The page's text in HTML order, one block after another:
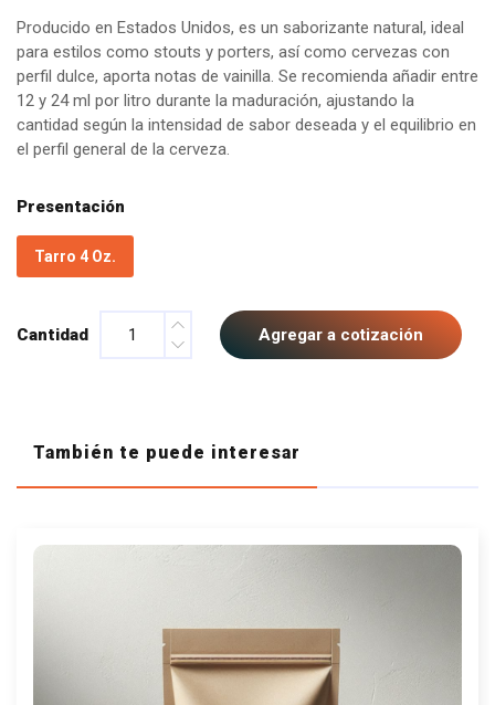
Producido en Estados Unidos, es un saborizante natural, ideal
para estilos como stouts y porters, así como cervezas con
perfil dulce, aporta notas de vainilla. Se recomienda añadir entre
12 y 24 ml por litro durante la maduración, ajustando la
cantidad según la intensidad de sabor deseada y el equilibrio en
el perfil general de la cerveza.
Presentación
Tarro 4 Oz.
Cantidad Agregar a cotización
También te puede interesar